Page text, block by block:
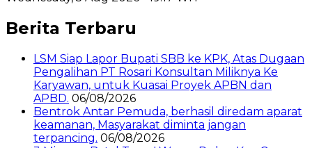
Berita Terbaru
LSM Siap Lapor Bupati SBB ke KPK, Atas Dugaan
Pengalihan PT Rosari Konsultan Miliknya Ke
Karyawan, untuk Kuasai Proyek APBN dan
APBD. 06/08/2026
Bentrok Antar Pemuda, berhasil diredam aparat
keamanan, Masyarakat diminta jangan
terpancing. 06/08/2026